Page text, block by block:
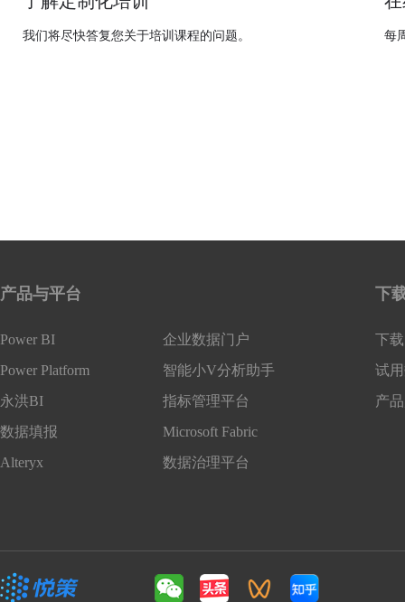
我们将尽快答复您关于培训课程的问题。 每
产品与平台
Power BI
企业数据门户
Power Platform
智能小V分析助手
永洪BI
指标管理平台
数据填报
Microsoft Fabric
Alteryx
数据治理平台
下
下
试
产